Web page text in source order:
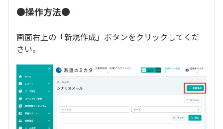
●操作方法●
画面右上の「新規作成」ボタンをクリックしてくだ
さい。